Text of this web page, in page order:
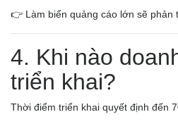
👉 Làm biển quảng cáo lớn sẽ phản
4. Khi nào
triển khai?
Thời điểm triển khai quyết định đến